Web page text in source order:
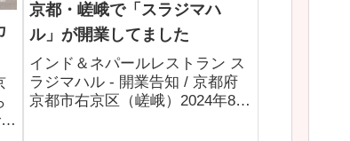
京都・嵯峨で「スラジマハ
ル」が開業してました
インド＆ネパールレストラン ス
ラジマハル - 開業告知 / 京都府
京都市右京区（嵯峨）2024年8月